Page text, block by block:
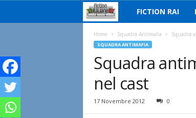
i
i
FICTION RAI
Home Squadra Antimafia Squadra
SQUADRA ANTIMAFIA
Squadra
nel cast
17 Novembre 2012 0